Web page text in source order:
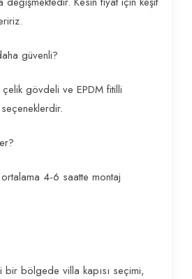
güvenli?
gövdeli ve EPDM fitilli
4-6 saatte montaj
bölgede villa kapısı seçimi,